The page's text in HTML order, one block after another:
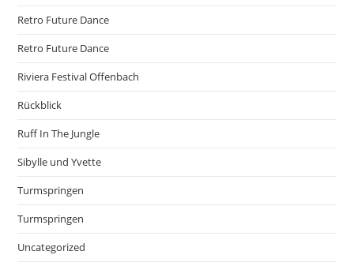
Retro Future Dance
Retro Future Dance
Riviera Festival Offenbach
Rückblick
Ruff In The Jungle
Sibylle und Yvette
Turmspringen
Turmspringen
Uncategorized